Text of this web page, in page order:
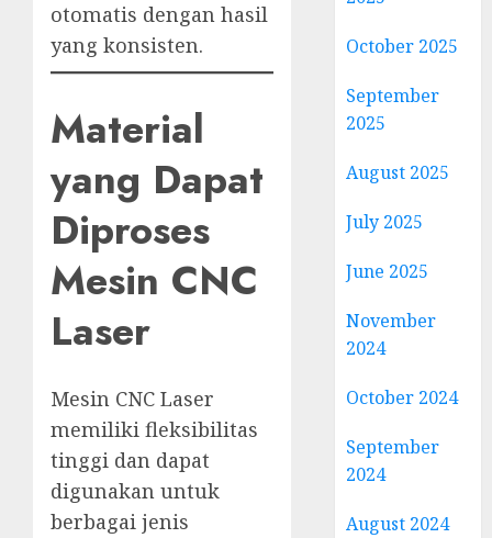
otomatis dengan hasil
yang konsisten.
Material
yang Dapat
Diproses
Mesin CNC
Laser
Mesin CNC Laser
memiliki fleksibilitas
tinggi dan dapat
digunakan untuk
berbagai jenis
October 2025
September
2025
August 2025
July 2025
June 2025
November
2024
October 2024
September
2024
August 2024